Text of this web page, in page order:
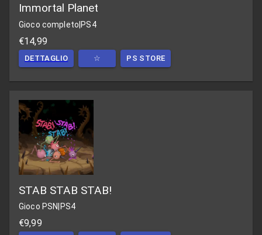
Immortal Planet
Gioco completo PS4
€14,99
DETTAGLIO ☆ PS STORE
STAB STAB STAB!
Gioco PSN PS4
€9,99